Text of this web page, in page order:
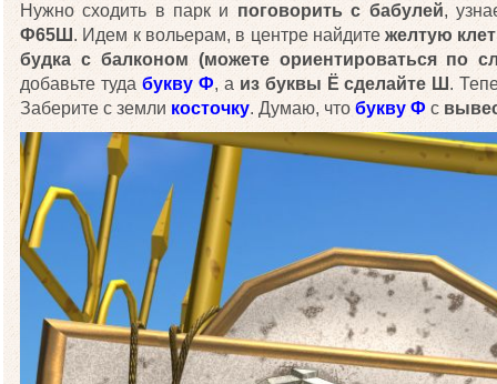
Нужно сходить в парк и поговорить с бабулей,
Ф65Ш . Идем к вольерам, в центре найдитежелтую
будка с балконом (можете ориентироваться по
добавьте туда букву Ф, а из буквы Ё сделайте Ш .
Заберите с земли косточку. Думаю, что букву Ф с